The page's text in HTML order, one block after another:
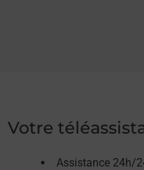
Votre
Assistance 24h/